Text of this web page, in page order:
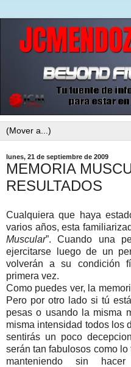
lunes, 21 de septiembre de 2009
MEMORIA
RESULTADOS
Cualquiera que haya
varios años, esta
Muscular”. Cuando una
ejercitarse luego de un
volverán a su condición
primera vez.
Como puedes ver, la
Pero por otro lado si tú
pesas o usando la misma
misma intensidad todos los
sentirás un poco
serán tan fabulosos como
manteniendo sin